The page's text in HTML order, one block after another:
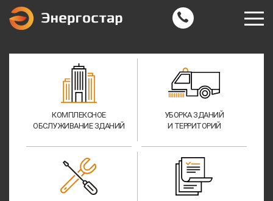
КОМПЛЕКСНОЕ
ОБСЛУЖИВАНИЕ ЗДАНИЙ
УБОРКА ЗДАНИЙ
И ТЕРРИТОРИЙ